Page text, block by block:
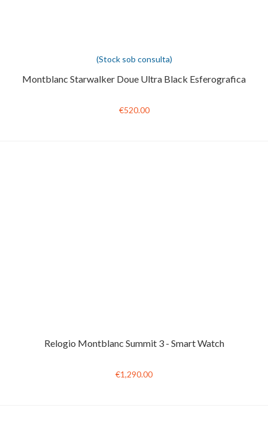
(Stock sob consulta)
Montblanc Starwalker Doue Ultra Black Esferografica
€520.00
Relogio Montblanc Summit 3 - Smart Watch
€1,290.00